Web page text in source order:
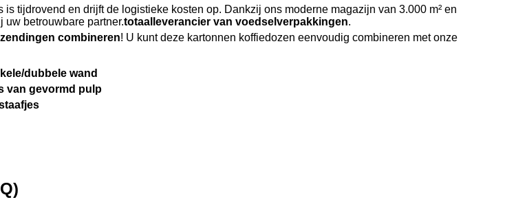
tijdrovend en drijft de logistieke kosten op. Dankzij ons moderne magazijn van 3.000 m² en
betrouwbare partner.totaalleverancier van voedselverpakkingen.
combineren! U kunt deze kartonnen koffiedozen eenvoudig combineren met onze
dubbele wand
van gevormd pulp